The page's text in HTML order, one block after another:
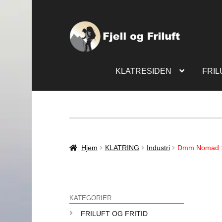
KLATRESIDEN
Hjem KLATRING Industri Dmm Nomad
KATEGORIER
FRILUFT OG FRITID